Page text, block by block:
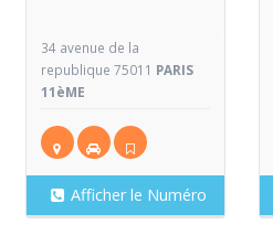
34 avenue de la
republique 75011 PARIS
11èME
Afficher le Numéro